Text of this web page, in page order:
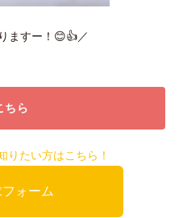
ますー！😊👍／
ちら
りたい方はこちら！
ォーム